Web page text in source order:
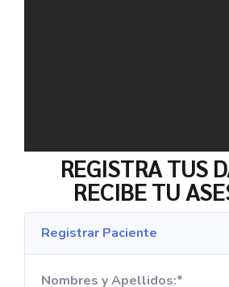
REGISTRA TUS
RECIBE TU